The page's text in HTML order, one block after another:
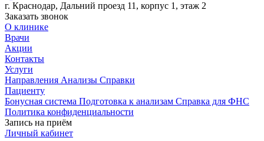
г. Краснодар, Дальний проезд 11, корпус 1, этаж 2
Заказать звонок
О клинике
Врачи
Акции
Контакты
Услуги
Направления Анализы Справки
Пациенту
Бонусная система Подготовка к анализам Справка для ФНС
Политика конфиденциальности
Запись на приём
Личный кабинет